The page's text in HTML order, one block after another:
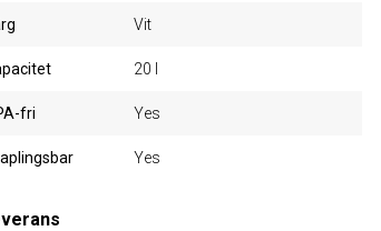
Vit
20 l
fri Yes
Yes